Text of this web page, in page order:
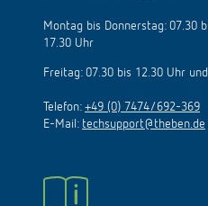
Montag bis Donnerstag: 07.30
17.30 Uhr
Freitag: 07.30 bis 12.30 Uhr
Telefon: +49 (0) 7474/692-369
E-Mail: techsupport@theben.de